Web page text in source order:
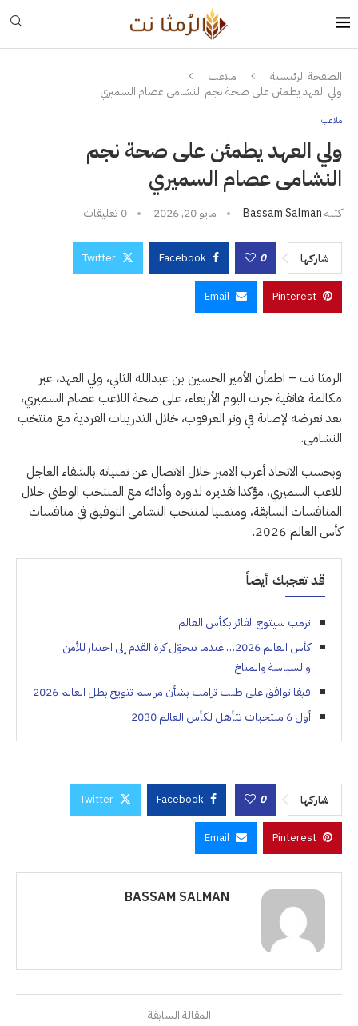
الصفحة الرئيسية
ملاعب
ولي العهد يطمئن على صحة نجم النشامى عصام السميري
ملاعب
ولي العهد يطمئن على صحة نجم
النشامى عصام السميري
كتبهBassam Salman مايو 20, 2026 0 تعليقات
شاركها 0
Facebook
Twitter
Pinterest
Email
الرمثا نت – اطمأن الأمير الحسين بن عبدالله الثاني، ولي العهد، عبر
مكالمة هاتفية جرت اليوم الأربعاء، على صحة اللاعب عصام السميري،
بعد تعرضه لإصابة في وتر العرقوب، خلال التدريبات الفردية مع منتخب
النشامى.
وبحسب الاتحاد أعرب الامير خلال الاتصال عن تمنياته بالشفاء العاجل
للاعب السميري، مؤكدا تقديره لدوره وأدائه مع المنتخب الوطني خلال
المنافسات السابقة، ومتمنيا لمنتخب النشامى التوفيق في منافسات
كأس العالم 2026.
قد تعجبك أيضاً
ترمب سيتوج الفائز بكأس العالم
كأس العالم 2026… عندما تتحوّل كرة القدم إلى اختبار للأمن
والسياسة والمناخ
فيفا توافق على طلب ترامب بشأن مراسم تتويج بطل العالم 2026
أول 6 منتخبات تتأهل لكأس العالم 2030
شاركها 0
Facebook
Twitter
Pinterest
Email
BASSAM SALMAN
المقالة السابقة